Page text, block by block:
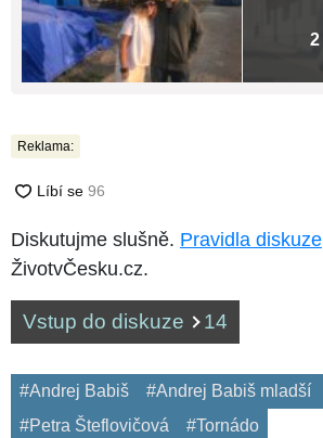
2
Reklama:
Diskutujme slušně. Pravidla diskuze
ŽivotvČesku.cz.
Vstup do diskuze 14
#Andrej Babiš #Andrej Babiš mladší
#Petra Šteflovičová
#Tornádo